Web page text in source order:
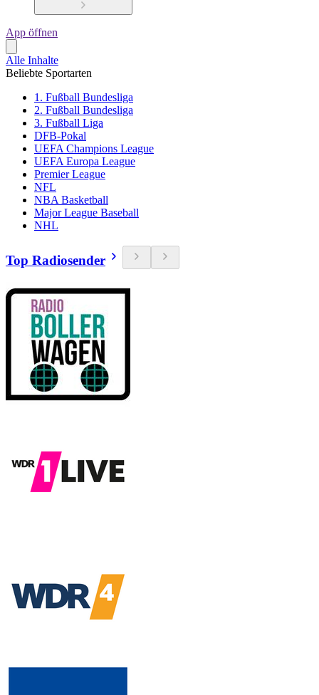
App öffnen
Alle Inhalte
Beliebte Sportarten
1. Fußball Bundesliga
2. Fußball Bundesliga
3. Fußball Liga
DFB-Pokal
UEFA Champions League
UEFA Europa League
Premier League
NFL
NBA Basketball
Major League Baseball
NHL
Top Radiosender